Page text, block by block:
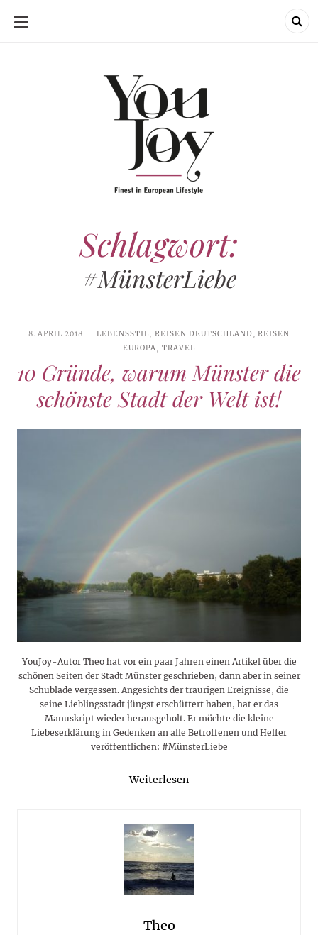
SKIP
Schlagwort:
#MünsterLiebe
8. APRIL 2018 LEBENSSTIL, REISEN DEUTSCHLAND, REISEN
EUROPA, TRAVEL
10 Gründe, warum Münster die
schönste Stadt der Welt ist!
YouJoy-Autor Theo hat vor ein paar Jahren einen Artikel über die
schönen Seiten der Stadt Münster geschrieben, dann aber in seiner
Schublade vergessen. Angesichts der traurigen Ereignisse, die
seine Lieblingsstadt jüngst erschüttert haben, hat er das
Manuskript wieder herausgeholt. Er möchte die kleine
Liebeserklärung in Gedenken an alle Betroffenen und Helfer
veröffentlichen: #MünsterLiebe
Weiterlesen
Theo